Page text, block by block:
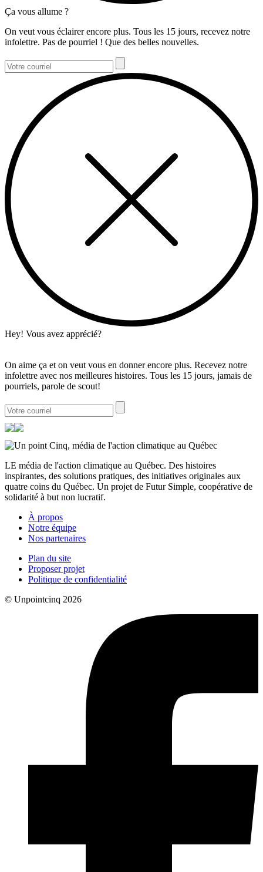
Ça vous allume ?
On veut vous éclairer encore plus. Tous les 15 jours, recevez notre
infolettre. Pas de pourriel ! Que des belles nouvelles.
Hey! Vous avez apprécié?
On aime ça et on veut vous en donner encore plus. Recevez notre
infolettre avec nos meilleures histoires. Tous les 15 jours, jamais de
pourriels, parole de scout!
LE média de l'action climatique au Québec. Des histoires
inspirantes, des solutions pratiques, des initiatives originales aux
quatre coins du Québec. Un projet de Futur Simple, coopérative de
solidarité à but non lucratif.
À propos
Notre équipe
Nos partenaires
Plan du site
Proposer projet
Politique de confidentialité
© Unpointcinq 2026